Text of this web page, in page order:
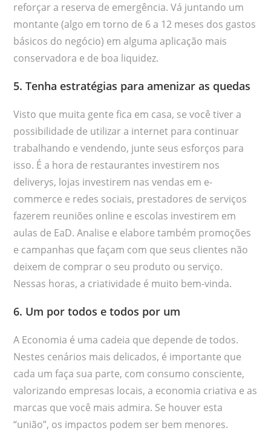
reforçar a reserva de emergência. Vá juntando um
montante (algo em torno de 6 a 12 meses dos gastos
básicos do negócio) em alguma aplicação mais
conservadora e de boa liquidez.
5. Tenha estratégias para amenizar as quedas
Visto que muita gente fica em casa, se você tiver a
possibilidade de utilizar a internet para continuar
trabalhando e vendendo, junte seus esforços para
isso. É a hora de restaurantes investirem nos
deliverys, lojas investirem nas vendas em e-
commerce e redes sociais, prestadores de serviços
fazerem reuniões online e escolas investirem em
aulas de EaD. Analise e elabore também promoções
e campanhas que façam com que seus clientes não
deixem de comprar o seu produto ou serviço.
Nessas horas, a criatividade é muito bem-vinda.
6. Um por todos e todos por um
A Economia é uma cadeia que depende de todos.
Nestes cenários mais delicados, é importante que
cada um faça sua parte, com consumo consciente,
valorizando empresas locais, a economia criativa e as
marcas que você mais admira. Se houver esta
“união”, os impactos podem ser bem menores.